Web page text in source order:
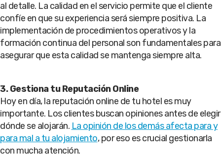
al detalle. La calidad en el servicio permite que el cliente
confíe en que su experiencia será siempre positiva. La
implementación de procedimientos operativos y la
formación continua del personal son fundamentales para
asegurar que esta calidad se mantenga siempre alta.
3. Gestiona tu Reputación Online
Hoy en día, la reputación online de tu hotel es muy
importante. Los clientes buscan opiniones antes de elegir
dónde se alojarán. La opinión de los demás afecta para y
para mal a tu alojamiento, por eso es crucial gestionarla
con mucha atención.